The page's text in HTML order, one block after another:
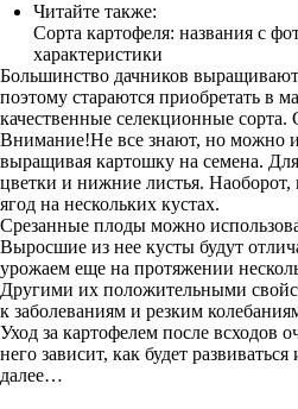
Читайте также:
Сорта картофеля: названия с
характеристики
Большинство дачников
поэтому стараются приобретать в
качественные селекционные сорта.
Внимание!Не все знают, но можно
выращивая картошку на семена.
цветки и нижние листья. Наоборот,
ягод на нескольких кустах.
Срезанные плоды можно
Выросшие из нее кусты будут
урожаем еще на протяжении
Другими их положительными
к заболеваниям и резким
Уход за картофелем после всходов
него зависит, как будет
далее…